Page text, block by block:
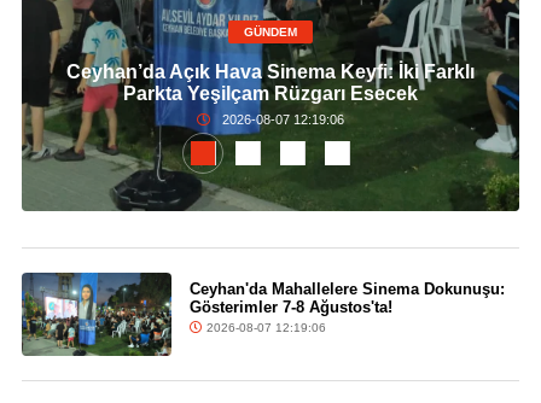
GÜNDEM
Ceyhan’da Açık Hava Sinema Keyfi: İki Farklı
Parkta Yeşilçam Rüzgarı Esecek
2026-08-07 12:19:06
Ceyhan'da Mahallelere Sinema Dokunuşu:
Gösterimler 7-8 Ağustos'ta!
2026-08-07 12:19:06